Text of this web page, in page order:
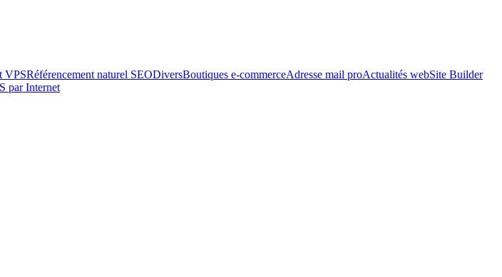
VPSRéférencement naturel SEODiversBoutiques e-commerceAdresse mail proActualités webSite Builder
par Internet